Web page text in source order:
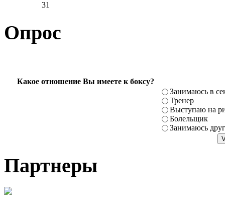
31
Опрос
Какое отношение Вы имеете к боксу?
Занимаюсь в
Тренер
Выступаю на
Болельщик
Занимаюсь
Партнеры